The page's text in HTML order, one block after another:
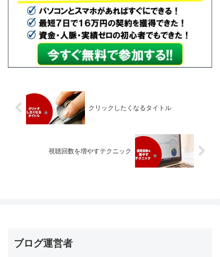
クリックしたくなるタイトル
視聴回数を増やすテクニック
ブログ運営者